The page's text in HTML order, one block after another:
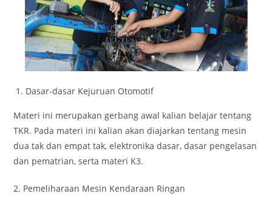
Dasar-dasar Kejuruan Otomotif
Materi ini merupakan gerbang awal kalian belajar tentang
TKR. Pada materi ini kalian akan diajarkan tentang mesin
dua tak dan empat tak, elektronika dasar, dasar pengelasan
dan pematrian, serta materi K3.
2. Pemeliharaan Mesin Kendaraan Ringan